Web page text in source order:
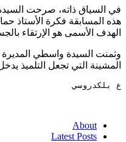
في السياق ذاته، صرحت
هذه المسابقة فكرة الأستاذ
الهدف الأسمى هو الإرتقاء
وثمنت السيدة واسطي المديرة
المشينة التي تجعل التلميذ
ع بلكدروسي
About
Latest Posts